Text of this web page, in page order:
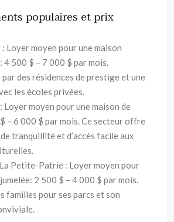
populaires et prix
Loyer moyen pour une maison
4 500 $ – 7 000 $ par mois.
des résidences de prestige et une
les écoles privées.
moyen pour une maison de
– 6 000 $ par mois. Ce secteur offre
tranquillité et d’accès facile aux
Petite-Patrie : Loyer moyen pour
2 500 $ – 4 000 $ par mois.
familles pour ses parcs et son